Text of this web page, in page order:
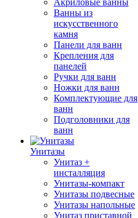
Акриловые ванны
Ванны из
искусственного
камня
Панели для ванн
Крепления для
панелей
Ручки для ванн
Ножки для ванн
Комплектующие для
ванн
Подголовники для
ванн
Унитазы
Унитаз +
инсталляция
Унитазы-компакт
Унитазы подвесные
Унитазы напольные
Унитаз приставной